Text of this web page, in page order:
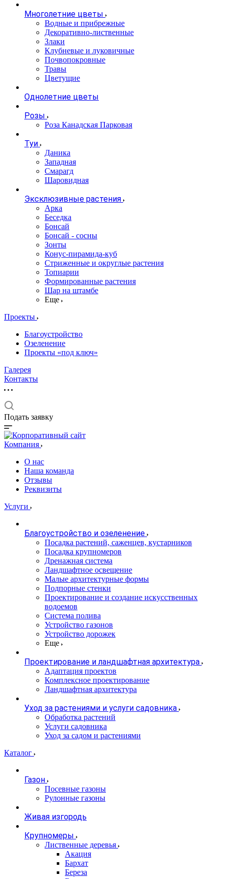
Многолетние цветы
Водные и прибрежные
Декоративно-лиственные
Злаки
Клубневые и луковичные
Почвопокровные
Травы
Цветущие
Однолетние цветы
Розы
Роза Канадская Парковая
Туи
Даника
Западная
Смарагд
Шаровидная
Эксклюзивные растения
Арка
Беседка
Бонсай
Бонсай - сосны
Зонты
Конус-пирамида-куб
Стриженные и округлые растения
Топиарии
Формированные растения
Шар на штамбе
Еще
Проекты
Благоустройство
Озеленение
Проекты «под ключ»
Галерея
Контакты
Подать заявку
Компания
О нас
Наша команда
Отзывы
Реквизиты
Услуги
Благоустройство и озеленение
Посадка растений, саженцев, кустарников
Посадка крупномеров
Дренажная система
Ландшафтное освещение
Малые архитектурные формы
Подпорные стенки
Проектирование и создание искусственных
водоемов
Система полива
Устройство газонов
Устройство дорожек
Еще
Проектирование и ландшафтная архитектура
Адаптация проектов
Комплексное проектирование
Ландшафтная архитектура
Уход за растениями и услуги садовника
Обработка растений
Услуги садовника
Уход за садом и растениями
Каталог
Газон
Посевные газоны
Рулонные газоны
Живая изгородь
Крупномеры
Лиственные деревья
Акация
Бархат
Береза